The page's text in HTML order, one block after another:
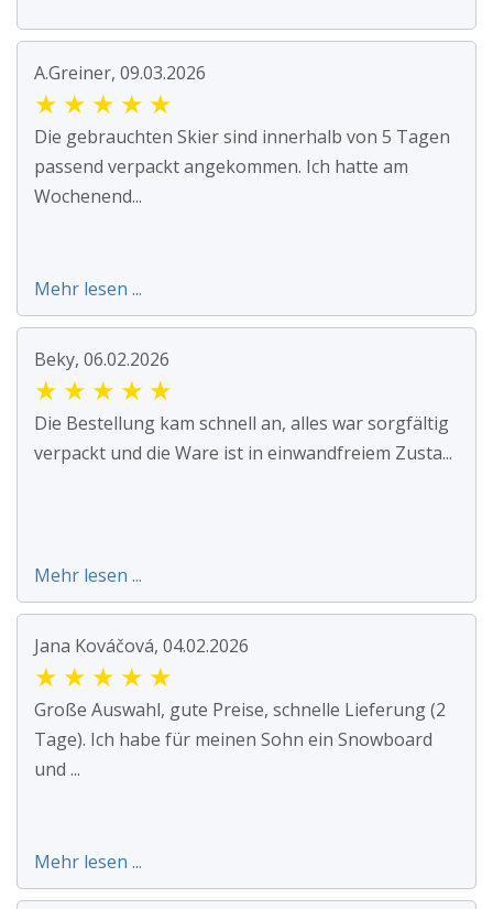
A.Greiner, 09.03.2026
★ ★ ★ ★ ★
Die gebrauchten Skier sind innerhalb von 5 Tagen
passend verpackt angekommen. Ich hatte am
Wochenend...
Mehr lesen ...
Beky, 06.02.2026
★ ★ ★ ★ ★
Die Bestellung kam schnell an, alles war sorgfältig
verpackt und die Ware ist in einwandfreiem Zusta...
Mehr lesen ...
Jana Kováčová, 04.02.2026
★ ★ ★ ★ ★
Große Auswahl, gute Preise, schnelle Lieferung (2
Tage). Ich habe für meinen Sohn ein Snowboard
und ...
Mehr lesen ...